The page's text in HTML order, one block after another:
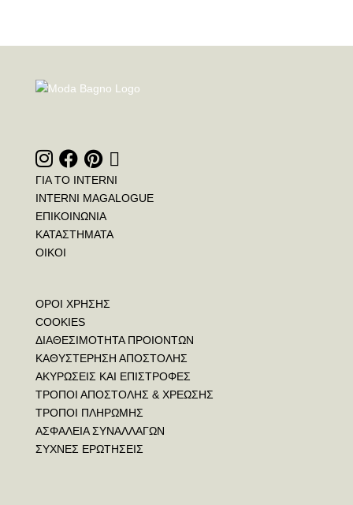
ΓΙΑ ΤΟ INTERNI
INTERNI MAGALOGUE
ΕΠΙΚΟΙΝΩΝΙΑ
ΚΑΤΑΣΤΗΜΑΤΑ
ΟΙΚΟΙ
ΟΡΟΙ ΧΡΗΣΗΣ
COOKIES
ΔΙΑΘΕΣΙΜΟΤΗΤΑ ΠΡΟΙΟΝΤΩΝ
ΚΑΘΥΣΤΕΡΗΣΗ ΑΠΟΣΤΟΛΗΣ
ΑΚΥΡΩΣΕΙΣ ΚΑΙ ΕΠΙΣΤΡΟΦΕΣ
ΤΡΟΠΟΙ ΑΠΟΣΤΟΛΗΣ & ΧΡΕΩΣΗΣ
ΤΡΟΠΟΙ ΠΛΗΡΩΜΗΣ
ΑΣΦΑΛΕΙΑ ΣΥΝΑΛΛΑΓΩΝ
ΣΥΧΝΕΣ ΕΡΩΤΗΣΕΙΣ